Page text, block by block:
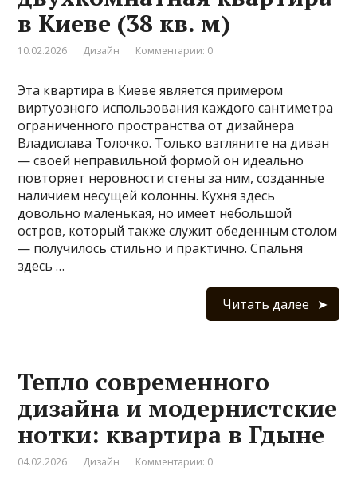
в Киеве (38 кв. м)
10.02.2026 Дизайн Комментарии: 0
Эта квартира в Киеве является примером
виртуозного использования каждого сантиметра
ограниченного пространства от дизайнера
Владислава Толочко. Только взгляните на диван
— своей неправильной формой он идеально
повторяет неровности стены за ним, созданные
наличием несущей колонны. Кухня здесь
довольно маленькая, но имеет небольшой
остров, который также служит обеденным столом
— получилось стильно и практично. Спальня
здесь …
Читать далее
Тепло современного
дизайна и модернистские
нотки: квартира в Гдыне
04.02.2026 Дизайн Комментарии: 0